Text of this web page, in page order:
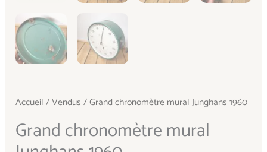
Accueil /Vendus / Grand chronomètre mural Junghans 1960
Grand chronomètre mural